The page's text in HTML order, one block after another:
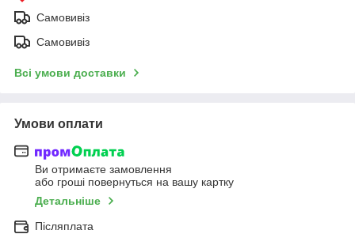
Самовивіз
Самовивіз
Всі умови доставки
Умови оплати
Ви отримаєте замовлення
або гроші повернуться на вашу картку
Детальніше
Післяплата